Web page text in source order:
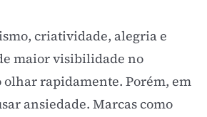
criatividade, alegria e
maior visibilidade no
olhar rapidamente. Porém, em
ansiedade. Marcas como